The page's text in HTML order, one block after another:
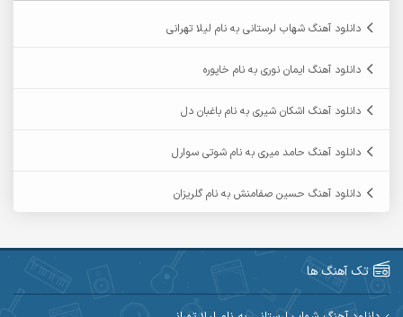
آرین صیادی
آرین مریدی
دانلود آهنگ شهاب لرستانی به نام لیلا تهرانی
دانلود آهنگ ایمان نوری به نام خاپوره
دانلود آهنگ اشکان شیری به نام باغبان دل
دانلود آهنگ حامد میری به نام شوتی سوارل
دانلود آهنگ حسین صفامنش به نام گلریزان
تک آهنگ ها